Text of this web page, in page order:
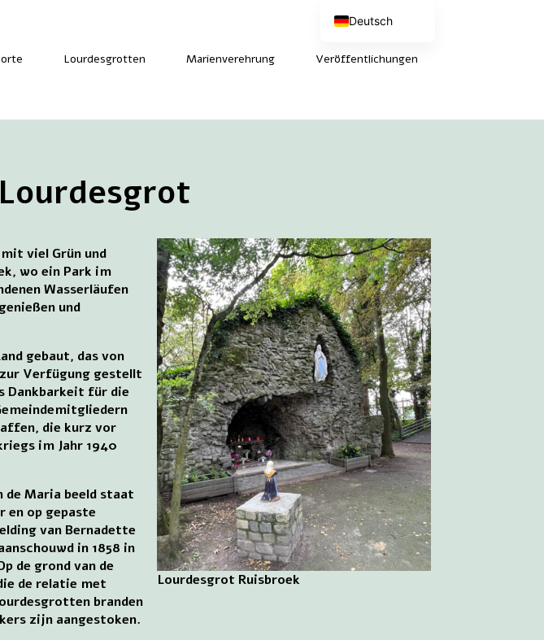
Lourdesgrotten Marienverehrung Veröffentlichungen
Lourdesgrot Ruisbroek
viel Grün und
wo ein Park im
Wasserläufen
und
gebaut, das von
Verfügung gestellt
Dankbarkeit für die
die kurz vor
im Jahr 1940
de Maria beeld staat
en op gepaste
van Bernadette
in 1858 in
de grond van de
de relatie met
branden
zijn aangestoken.
Deutsch
English (UK)